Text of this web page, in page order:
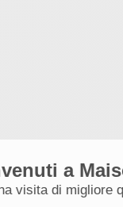
Benvenuti
Per una visita di